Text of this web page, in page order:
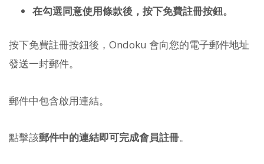
在勾選同意使用條款後，按下免費註冊按鈕。
按下免費註冊按鈕後，Ondoku 會向您的電子郵件地址
發送一封郵件。
郵件中包含啟用連結。
點擊該郵件中的連結即可完成會員註冊。